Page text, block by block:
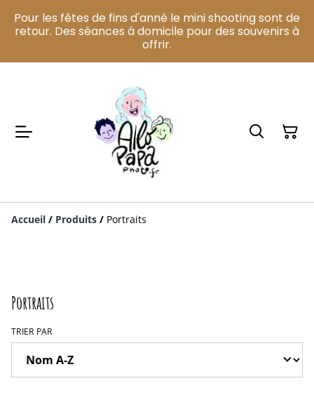
Pour les fêtes de fins d'anné le mini shooting sont de
retour. Des séances á domicile pour des souvenirs à
offrir.
Accueil / Produits / Portraits
Portraits
TRIER PAR